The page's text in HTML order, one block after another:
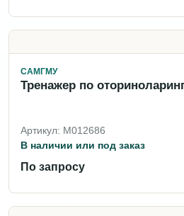
САМГМУ
Тренажер по
Артикул: M012686
В наличии или под заказ
По запросу